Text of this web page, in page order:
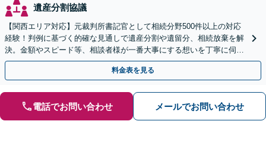
遺産分割協議
【関西エリア対応】元裁判所書記官として相続分野500件以上の対応
経験！判例に基づく的確な見通しで遺産分割や遺留分、相続放棄を解
決。金額やスピード等、相談者様が一番大事にする想いを丁寧に伺い
最善の解決策を提案【WEB面談可】
料金表を見る
電話でお問い合わせ メールでお問い合わせ